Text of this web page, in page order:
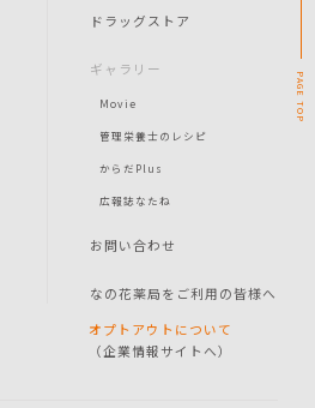
ドラッグストア
ギャラリー
Movie
管理栄養士のレシピ
からだPlus
広報誌なたね
お問い合わせ
なの花薬局をご利用の皆様へ
オプトアウトについて
（企業情報サイトへ）
PAGE
TOP